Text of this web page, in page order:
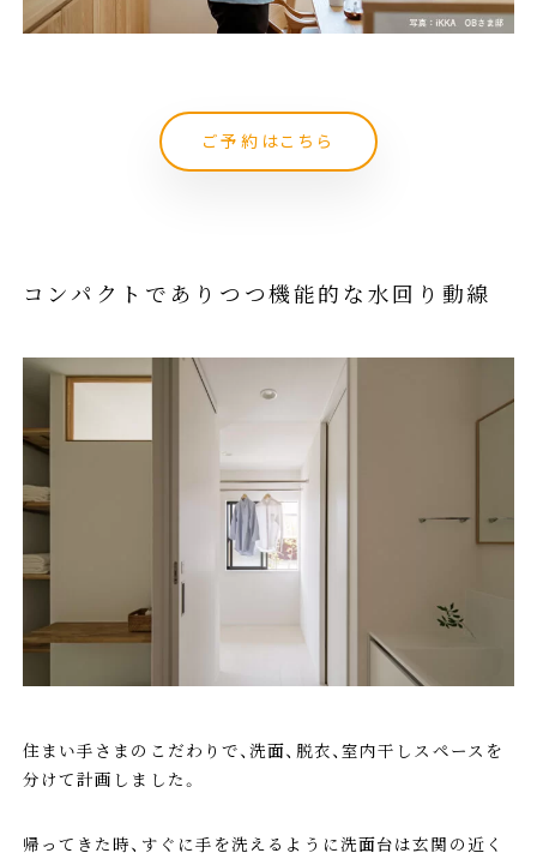
ご予約はこちら
コンパクトでありつつ機能的な水回り動線
住まい手さまのこだわりで、洗面、脱衣、室内干しスペースを
分けて計画しました。
帰ってきた時、すぐに手を洗えるように洗面台は玄関の近く